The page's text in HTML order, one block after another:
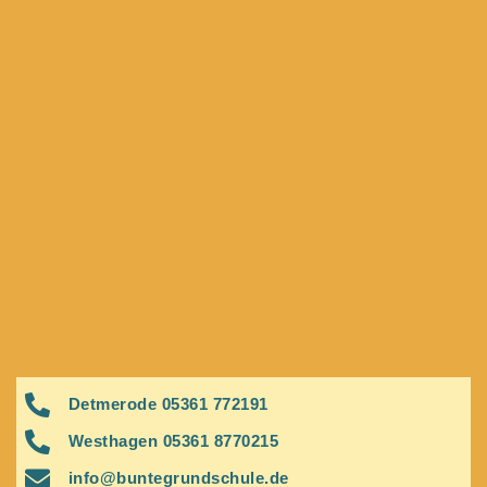
Detmerode 05361 772191
Westhagen 05361 8770215
info@buntegrundschule.de